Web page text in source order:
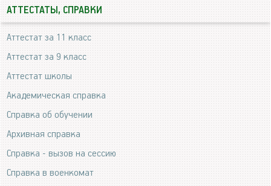
АТТЕСТАТЫ, СПРАВКИ
Аттестат за 11 класс
Аттестат за 9 класс
Аттестат школы
Академическая справка
Справка об обучении
Архивная справка
Справка - вызов на сессию
Справка в военкомат